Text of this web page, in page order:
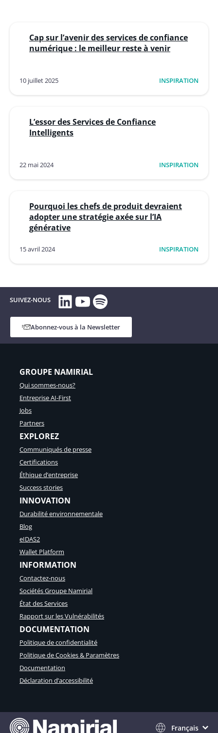
Cap sur l’avenir des services de confiance
numérique : le meilleur reste à venir
10 juillet 2025 INSPIRATION
L’essor des Services de Confiance
Intelligents
22 mai 2024 INSPIRATION
Pourquoi les chefs de produit devraient
adopter une stratégie axée sur l’IA
générative
15 avril 2024 INSPIRATION
SUIVEZ-NOUS LinkedIn
YouTube
Spotify
Abonnez-vous à la Newsletter
GROUPE NAMIRIAL
Qui sommes-nous?
Entreprise AI-First
Jobs
Partners
EXPLOREZ
Communiqués de presse
Certifications
Éthique d’entreprise
Success stories
INNOVATION
Durabilité environnementale
Blog
eIDAS2
Wallet Platform
INFORMATION
Contactez-nous
Sociétés Groupe Namirial
État des Services
Rapport sur les Vulnérabilités
DOCUMENTATION
Politique de confidentialité
Politique de Cookies & Paramètres
Documentation
Déclaration d’accessibilité
Français